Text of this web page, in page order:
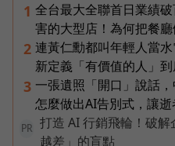
1 全台最大全聯首日業績
害的大型店！為何把餐
2 連黃仁勳都叫年輕人當
新定義「有價值的人」
3 一張遺照「開口」說話
怎麼做出AI告別式，讓逝
PR
打造 AI 行銷飛輪！破
越差」的盲點